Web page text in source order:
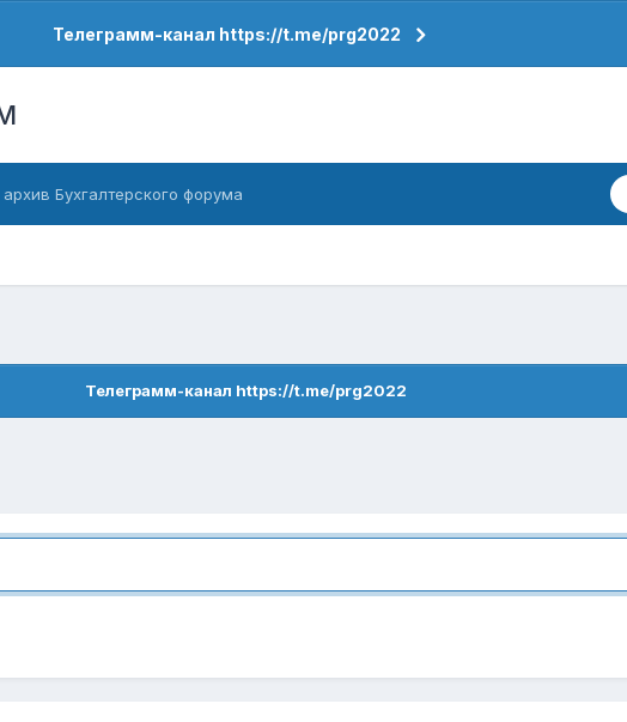
Телеграмм-канал https://t.me/prg2022
Бухгалтерского форума
Телеграмм-канал https://t.me/prg2022